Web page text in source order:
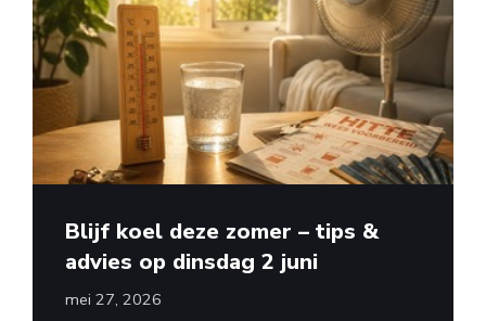
Blijf koel deze zomer – tips &
advies op dinsdag 2 juni
mei 27, 2026